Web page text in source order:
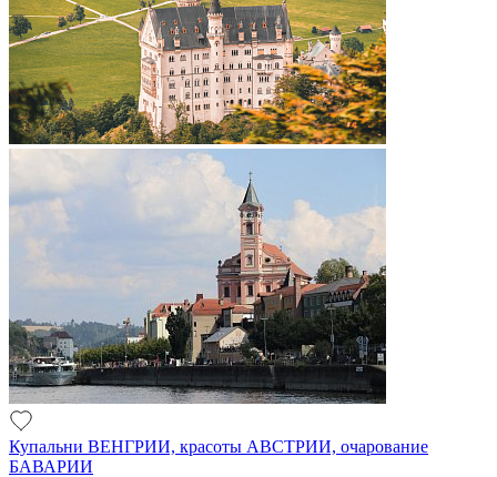
Купальни ВЕНГРИИ, красоты АВСТРИИ, очарование
БАВАРИИ